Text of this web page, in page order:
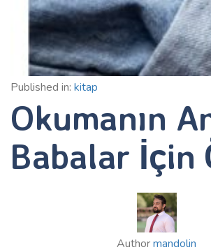
Published in: kitap
Okumanın
Babalar İçin
Authormandolin